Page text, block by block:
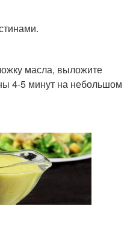
масла, выложите
4-5 минут на небольшом